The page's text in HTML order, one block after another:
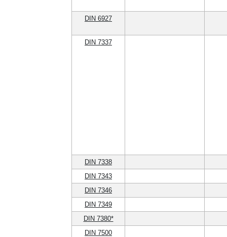
DIN 6927
DIN 7337
DIN 7338
DIN 7343
DIN 7346
DIN 7349
DIN 7380*
DIN 7500